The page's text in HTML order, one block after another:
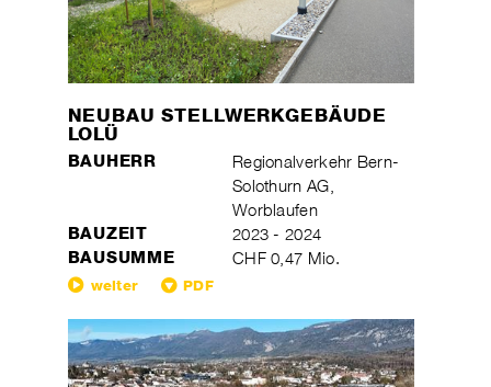
NEUBAU STELLWERKGEBÄUDE
LOLÜ
BAUHERR
Regionalverkehr Bern-
Solothurn AG,
Worblaufen
BAUZEIT 2023 - 2024
BAUSUMME CHF 0,47 Mio.
weiter PDF